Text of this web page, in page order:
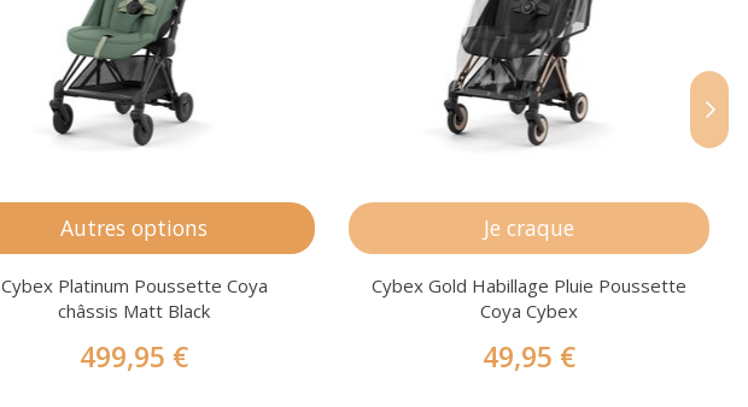
Autres options
Cybex Platinum Poussette Coya
châssis Matt Black
499,95 €
Je craque
Cybex Gold Habillage Pluie Poussette
Coya Cybex
49,95 €